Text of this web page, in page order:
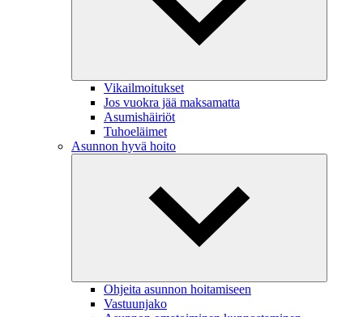
Vikailmoitukset
Jos vuokra jää maksamatta
Asumishäiriöt
Tuhoeläimet
Asunnon hyvä hoito
Ohjeita asunnon hoitamiseen
Vastuunjako